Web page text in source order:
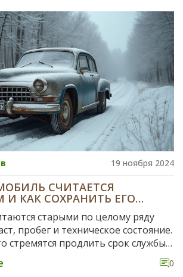
чтобы сохранить его кузов в
Важные советы помогут
деформации и
в отличном виде.
шаги для подготовки и ухода
простоя.
19 ноября 2024
СЧИТАЕТСЯ
КАК СОХРАНИТЬ ЕГО
старыми по целому ряду
пробег и техническое состояние.
стремятся продлить срок службы
особенно в наших условиях
В этой статье мы рассмотрим,
0